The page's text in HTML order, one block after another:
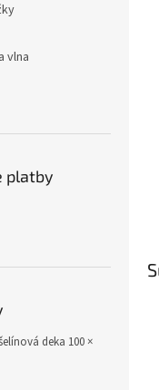
vlna
platby
deka 100 ×